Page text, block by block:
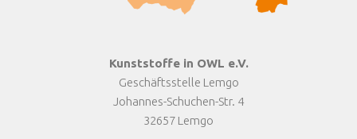
Kunststoffe in OWL e.V.
Geschäftsstelle Lemgo
Johannes-Schuchen-Str. 4
32657 Lemgo